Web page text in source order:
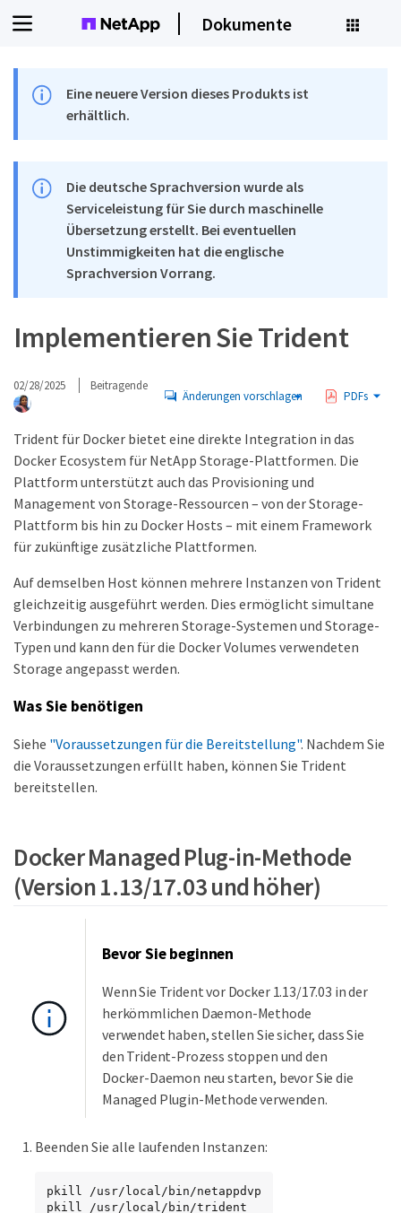
Dokumente
Eine neuere Version dieses Produkts ist
erhältlich.
Die deutsche Sprachversion wurde als
Serviceleistung für Sie durch maschinelle
Übersetzung erstellt. Bei eventuellen
Unstimmigkeiten hat die englische
Sprachversion Vorrang.
Implementieren Sie Trident
02/28/2025 Beitragende
Änderungen vorschlagen PDFs
Trident für Docker bietet eine direkte Integration in das
Docker Ecosystem für NetApp Storage-Plattformen. Die
Plattform unterstützt auch das Provisioning und
Management von Storage-Ressourcen – von der Storage-
Plattform bis hin zu Docker Hosts – mit einem Framework
für zukünftige zusätzliche Plattformen.
Auf demselben Host können mehrere Instanzen von Trident
gleichzeitig ausgeführt werden. Dies ermöglicht simultane
Verbindungen zu mehreren Storage-Systemen und Storage-
Typen und kann den für die Docker Volumes verwendeten
Storage angepasst werden.
Was Sie benötigen
Siehe "Voraussetzungen für die Bereitstellung". Nachdem Sie
die Voraussetzungen erfüllt haben, können Sie Trident
bereitstellen.
Docker Managed Plug-in-Methode
(Version 1.13/17.03 und höher)
Bevor Sie beginnen
Wenn Sie Trident vor Docker 1.13/17.03 in der
herkömmlichen Daemon-Methode
verwendet haben, stellen Sie sicher, dass Sie
den Trident-Prozess stoppen und den
Docker-Daemon neu starten, bevor Sie die
Managed Plugin-Methode verwenden.
Beenden Sie alle laufenden Instanzen:
pkill /usr/local/bin/netappdvp
pkill /usr/local/bin/trident